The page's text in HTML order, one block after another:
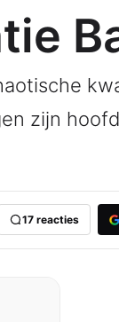
zijn
17 reacties